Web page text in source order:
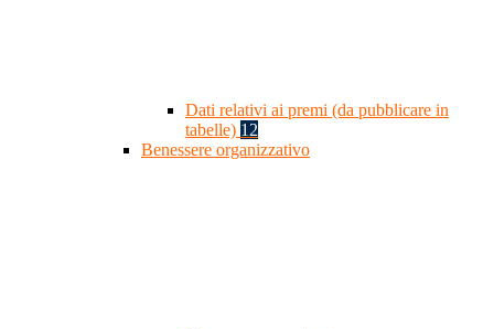
Dati relativi ai premi (da pubblicare in
tabelle) 12
Benessere organizzativo